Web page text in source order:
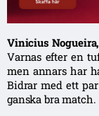
Vinicius
Varnas efter en
men annars har
Bidrar med ett
ganska bra match.